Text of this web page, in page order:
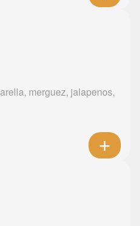
merguez, jalapenos,